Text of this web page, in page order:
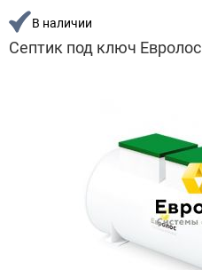
В наличии
Септик под ключ